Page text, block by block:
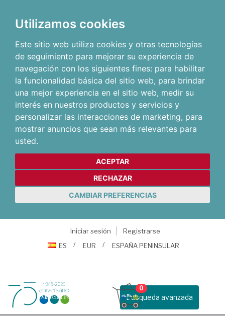
Utilizamos cookies
Este sitio web utiliza cookies y otras tecnologías
de seguimiento para mejorar su experiencia de
navegación con los siguientes fines: para habilitar
la funcionalidad básica del sitio web, para brindar
una mejor experiencia en el sitio web, medir su
interés en nuestros productos y servicios y
personalizar las interacciones de marketing, para
mostrar anuncios que sean más relevantes para
usted.
ACEPTAR
RECHAZAR
CAMBIAR PREFERENCIAS
Iniciar sesión
Registrarse
ES
EUR ESPAÑA PENINSULAR
Busqueda avanzada
0